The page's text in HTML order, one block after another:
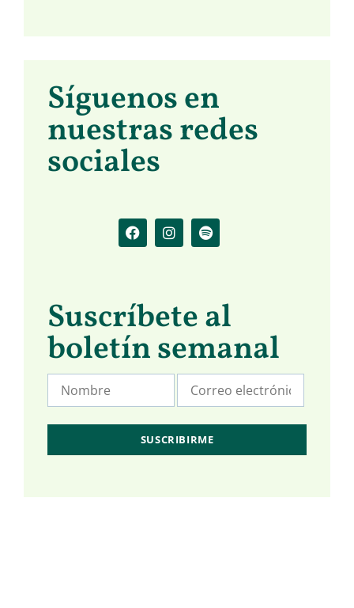
Síguenos en
nuestras redes
sociales
Suscríbete al
boletín semanal